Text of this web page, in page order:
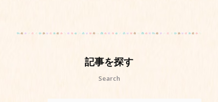
記事を探す
Search